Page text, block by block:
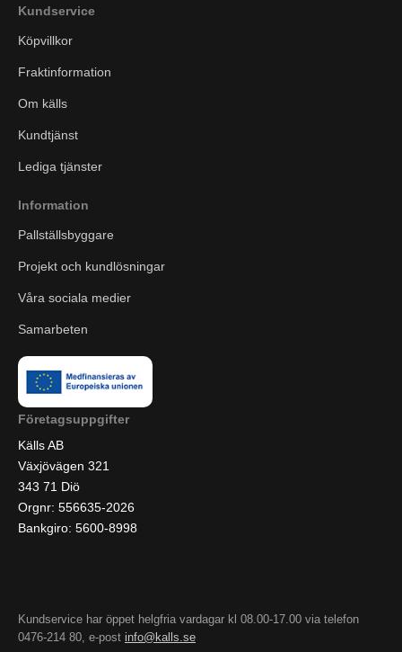
Kundservice
Köpvillkor
Fraktinformation
Om källs
Kundtjänst
Lediga tjänster
Information
Pallställsbyggare
Projekt och kundlösningar
Våra sociala medier
Samarbeten
Företagsuppgifter
Källs AB
Växjövägen 321
343 71 Diö
Orgnr: 556635-2026
Bankgiro: 5600-8998
Kundservice har öppet helgfria vardagar kl 08.00-17.00 via telefon
0476-214 80, e-post info@kalls.se